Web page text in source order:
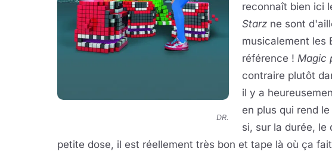
DR.
reconnaît bien ici
Starz ne sont
musicalement les
référence ! Magic
contraire plutôt
il y a
en plus qui rend
si, sur la durée, le
petite dose, il est réellement très bon et tape là où ça